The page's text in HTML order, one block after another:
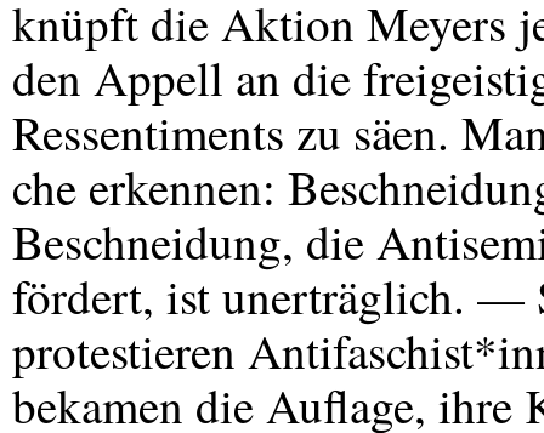
knüpft die Aktion Meyers
den Appell an die
Ressentiments zu säen.
che erkennen:
Beschneidung, die
fördert, ist unerträglich. —
protestieren
bekamen die Auflage, ihre